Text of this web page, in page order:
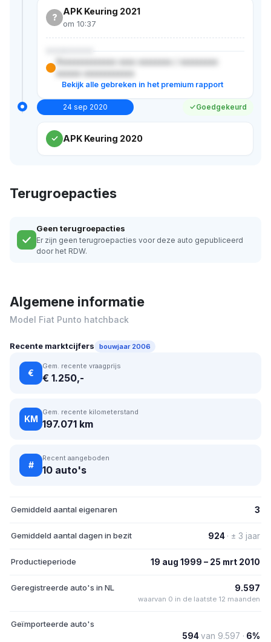
?
APK Keuring 2021
om 10:37
XXXXXXXX
Xxxxxxxxxxxxxx xxxx xxxxxxxx / xxxxxxxxx
Bekijk alle gebreken in het premium rapport
24 sep 2020 Goedgekeurd
APK Keuring 2020
Terugroepacties
Geen terugroepacties
Er zijn geen terugroepacties voor deze auto gepubliceerd
door het RDW.
Algemene informatie
Model Fiat Punto hatchback
Recente marktcijfers bouwjaar 2006
€
Gem. recente vraagprijs
€ 1.250,-
KM
Gem. recente kilometerstand
197.071 km
#
Recent aangeboden
10 auto's
Gemiddeld aantal eigenaren 3
Gemiddeld aantal dagen in bezit 924 · ± 3 jaar
Productieperiode 19 aug 1999 – 25 mrt 2010
Geregistreerde auto's in NL 9.597
waarvan 0 in de laatste 12 maanden
Geïmporteerde auto's
594van 9.597 · 6%